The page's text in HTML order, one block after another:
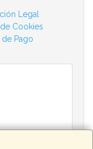
Legal
Cookies
de Pago